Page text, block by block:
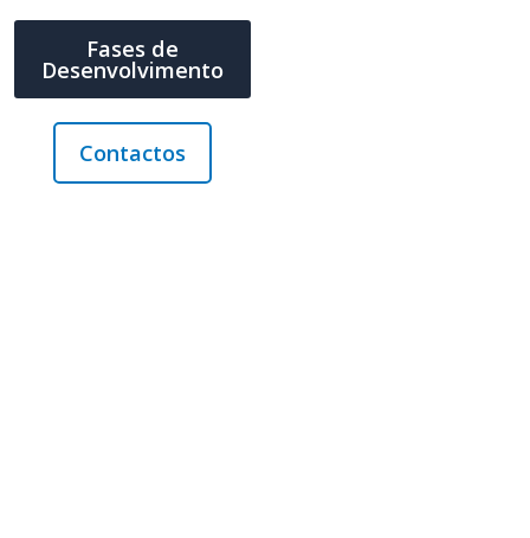
Fases de
Desenvolvimento
Contactos